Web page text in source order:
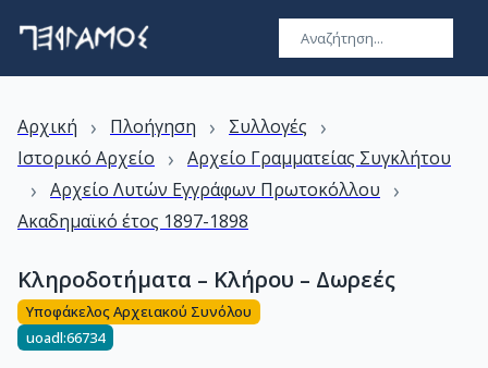
Αρχική › Πλοήγηση › Συλλογές ›
Ιστορικό Αρχείο › Αρχείο Γραμματείας Συγκλήτου
› Αρχείο Λυτών Εγγράφων Πρωτοκόλλου ›
Ακαδημαϊκό έτος 1897-1898
Κληροδοτήματα – Κλήρου – Δωρεές
Υποφάκελος Αρχειακού Συνόλου
uoadl:66734